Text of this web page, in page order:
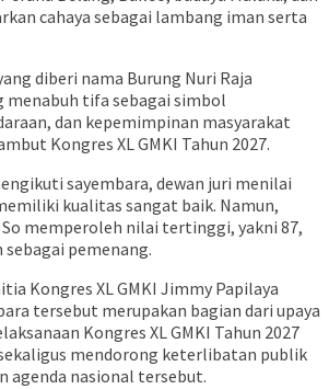
cahaya sebagai lambang iman serta
diberi nama Burung Nuri Raja
menabuh tifa sebagai simbol
dan kepemimpinan masyarakat
Kongres XL GMKI Tahun 2027.
sayembara, dewan juri menilai
kualitas sangat baik. Namun,
memperoleh nilai tertinggi, yakni 87,
pemenang.
Kongres XL GMKI Jimmy Papilaya
tersebut merupakan bagian dari upaya
Kongres XL GMKI Tahun 2027
mendorong keterlibatan publik
agenda nasional tersebut.